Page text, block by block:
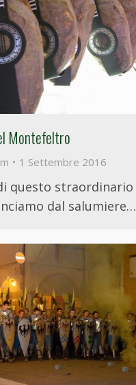
Montefeltro
1 Settembre 2016
questo straordinario
dal salumiere…